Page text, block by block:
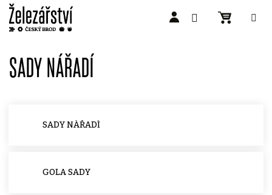
obsah
SADY NÁŘADÍ
SADY NÁŘADÍ
GOLA SADY